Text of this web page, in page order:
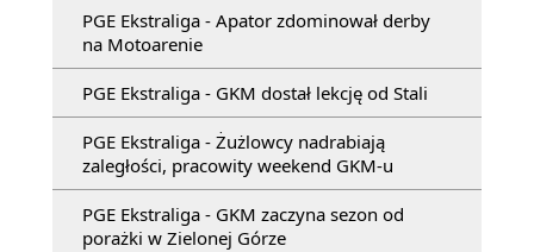
PGE Ekstraliga - Apator zdominował derby
na Motoarenie
PGE Ekstraliga - GKM dostał lekcję od Stali
PGE Ekstraliga - Żużlowcy nadrabiają
zaległości, pracowity weekend GKM-u
PGE Ekstraliga - GKM zaczyna sezon od
porażki w Zielonej Górze